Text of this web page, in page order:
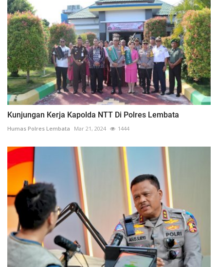
Kunjungan Kerja Kapolda NTT Di Polres Lembata
Humas Polres Lembata Mar 21, 2024 1444